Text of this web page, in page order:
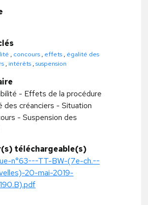
, concours , effets , égalité des
, intérêts ,suspension
- Effets de la procédure
des créanciers - Situation
- Suspension des
téléchargeable(s)
n°63---TT-BW-(7e-ch.--
20-mai-2019-